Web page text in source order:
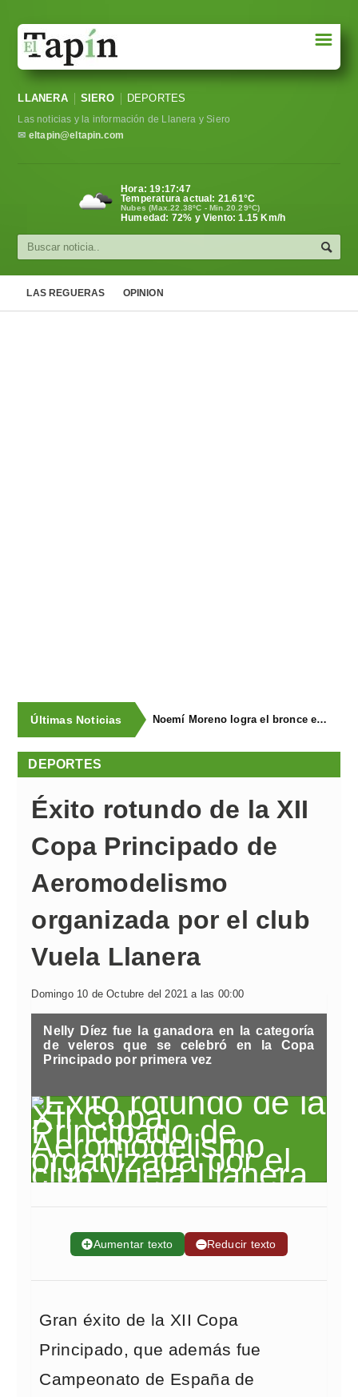
Sociedad
Política
Cultura
☰
LLANERA SIERO DEPORTES
Las noticias y la información de Llanera y Siero
✉ eltapin@eltapin.com
Hora:19:17:48
Temperatura actual: 21.61°C
Nubes (Max.22.38ºC - Min.20.29ºC)
Humedad: 72% y Viento: 1.15 Km/h
LAS REGUERAS OPINION
Últimas Noticias Noemí Moreno logra el bronce en el XXX Biatlón Ciudad de Gijón
DEPORTES
Éxito rotundo de la XII
Copa Principado de
Aeromodelismo
organizada por el club
Vuela Llanera
Domingo 10 de Octubre del 2021 a las 00:00
Nelly Díez fue la ganadora en la categoría
de veleros que se celebró en la Copa
Principado por primera vez
➕Aumentar texto ➖Reducir texto
Gran éxito de la XII Copa
Principado, que además fue
Campeonato de España de